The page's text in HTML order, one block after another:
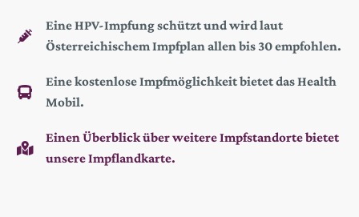
Eine HPV-Impfung schützt und wird laut
Österreichischem Impfplan allen bis 30 empfohlen.
Eine kostenlose Impfmöglichkeit bietet das Health
Mobil.
Einen Überblick über weitere Impfstandorte bietet
unsere Impflandkarte.